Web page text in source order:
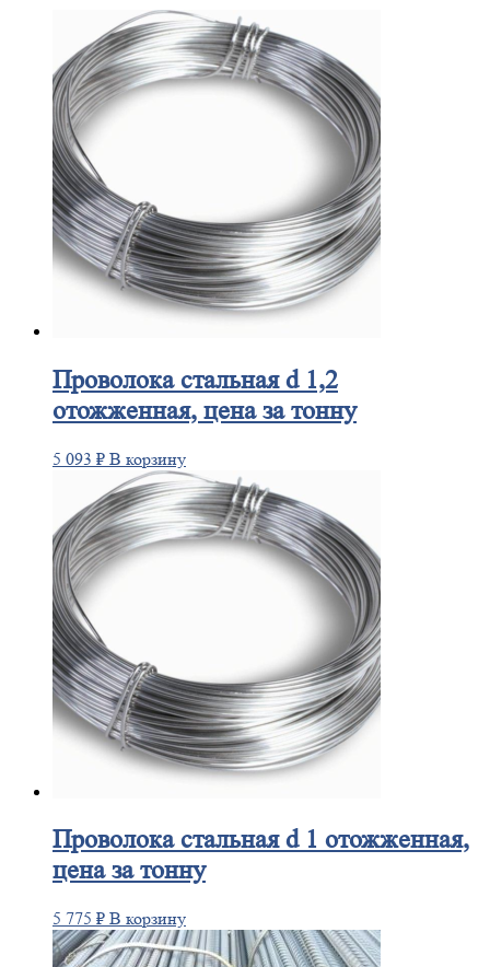
Проволокастальная d 1,2
отожженная, цена за тонну
5 093 ₽ В корзину
Проволокастальная d 1 отожженная,
цена за тонну
5 775 ₽ В корзину